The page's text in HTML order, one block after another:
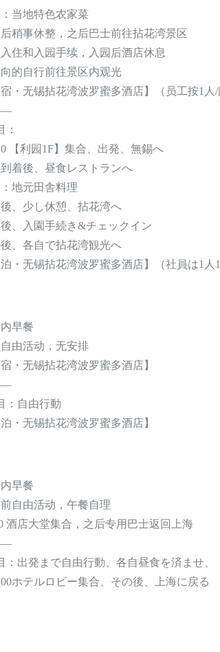
当地特色农家菜
稍事休整，之后巴士前往拈花湾景区
住和入园手续，入园后酒店休息
的自行前往景区内观光
宿・无锡拈花湾波罗蜜多酒店】
（员工按1人/
：
【利园1F】集合、出発、無錫へ
着後、昼食レストランへ
地元田舎料理
、少し休憩、拈花湾へ
、入園手続き&チェックイン
、各自で拈花湾観光へ
泊・无锡拈花湾波罗蜜多酒店】
（社員は1人
早餐
由活动，无安排
宿・无锡拈花湾波罗蜜多酒店】
：自由行動
泊・无锡拈花湾波罗蜜多酒店】
早餐
自由活动，午餐自理
酒店大堂集合，之后专用巴士返回上海
：出発まで自由行動、各自昼食を済ませ、
00ホテルロビー集合、その後、上海に戻る